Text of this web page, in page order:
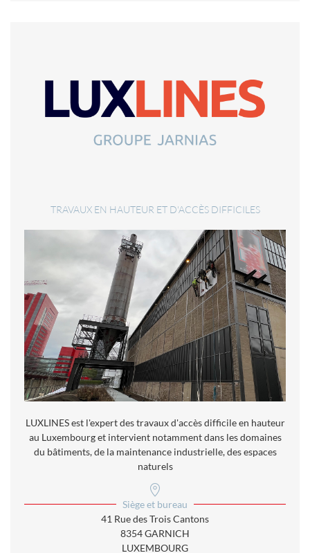
TRAVAUX EN HAUTEUR ET D'ACCÈS DIFFICILES
LUXLINES est l'expert des travaux d'accès difficile en hauteur
au Luxembourg et intervient notamment dans les domaines
du bâtiments, de la maintenance industrielle, des espaces
naturels
Siège et bureau
41 Rue des Trois Cantons
8354 GARNICH
LUXEMBOURG